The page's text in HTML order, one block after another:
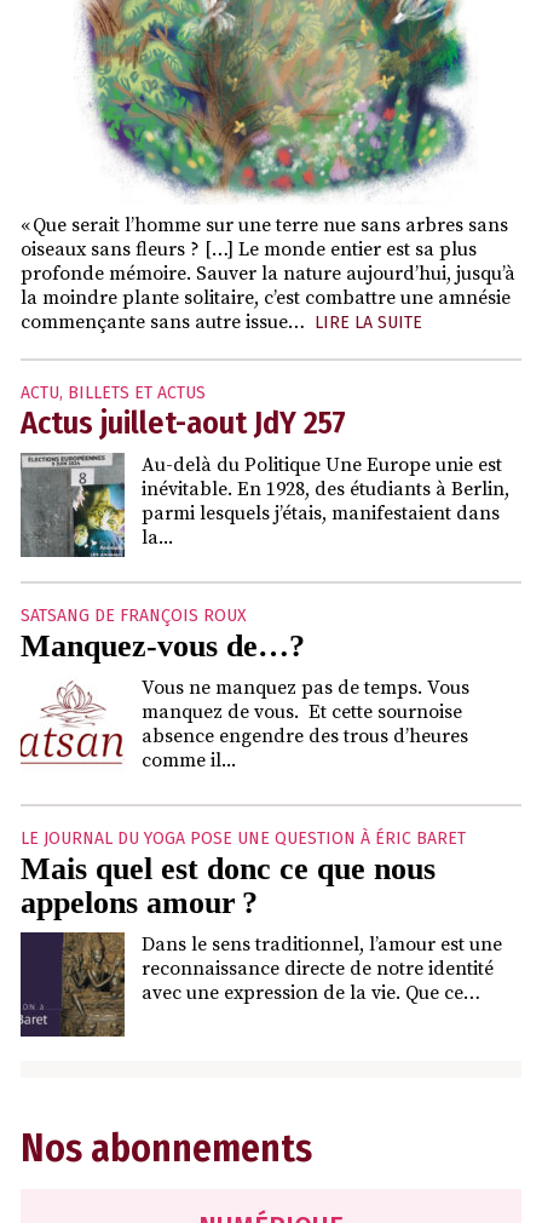
« Que serait l’homme sur une terre nue sans arbres sans
oiseaux sans fleurs ? […] Le monde entier est sa plus
profonde mémoire. Sauver la nature aujourd’hui, jusqu’à
la moindre plante solitaire, c’est combattre une amnésie
commençante sans autre issue… LIRE LA SUITE
ACTU, BILLETS ET ACTUS
Actus juillet-aout JdY 257
Au-delà du Politique Une Europe unie est
inévitable. En 1928, des étudiants à Berlin,
parmi lesquels j’étais, manifestaient dans
la...
SATSANG DE FRANÇOIS ROUX
Manquez-vous de…?
Vous ne manquez pas de temps. Vous
manquez de vous. Et cette sournoise
absence engendre des trous d’heures
comme il...
LE JOURNAL DU YOGA POSE UNE QUESTION À ÉRIC BARET
Mais quel est donc ce que nous
appelons amour ?
Dans le sens traditionnel, l’amour est une
reconnaissance directe de notre identité
avec une expression de la vie. Que ce…
Nos abonnements